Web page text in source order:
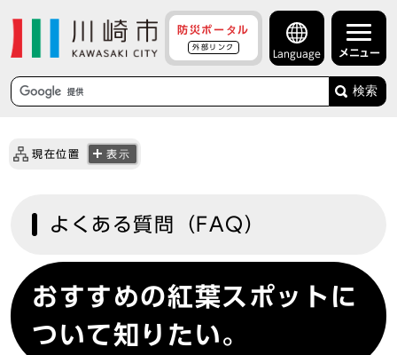
防災ポータル
外部リンク
Language メニュー
検索
現在位置 表示
よくある質問（FAQ）
おすすめの紅葉スポットに
ついて知りたい。